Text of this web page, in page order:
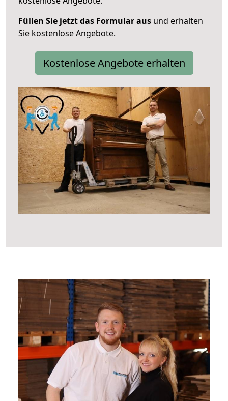
Füllen Sie jetzt das Formular aus und erhalten
Sie kostenlose Angebote.
Kostenlose Angebote erhalten